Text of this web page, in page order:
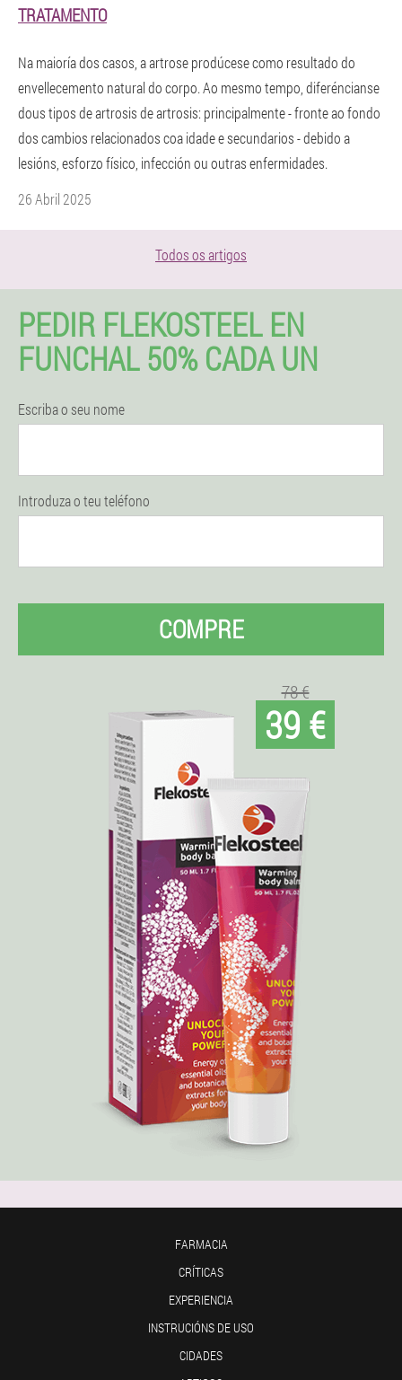
TRATAMENTO
Na maioría dos casos, a artrose prodúcese como resultado do
envellecemento natural do corpo. Ao mesmo tempo, diferéncianse
dous tipos de artrosis de artrosis: principalmente - fronte ao fondo
dos cambios relacionados coa idade e secundarios - debido a
lesións, esforzo físico, infección ou outras enfermidades.
26 Abril 2025
Todos os artigos
PEDIR FLEKOSTEEL EN
FUNCHAL 50% CADA UN
Escriba o seu nome
Introduza o teu teléfono
COMPRE
78 €
39 €
FARMACIA
CRÍTICAS
EXPERIENCIA
INSTRUCIÓNS DE USO
CIDADES